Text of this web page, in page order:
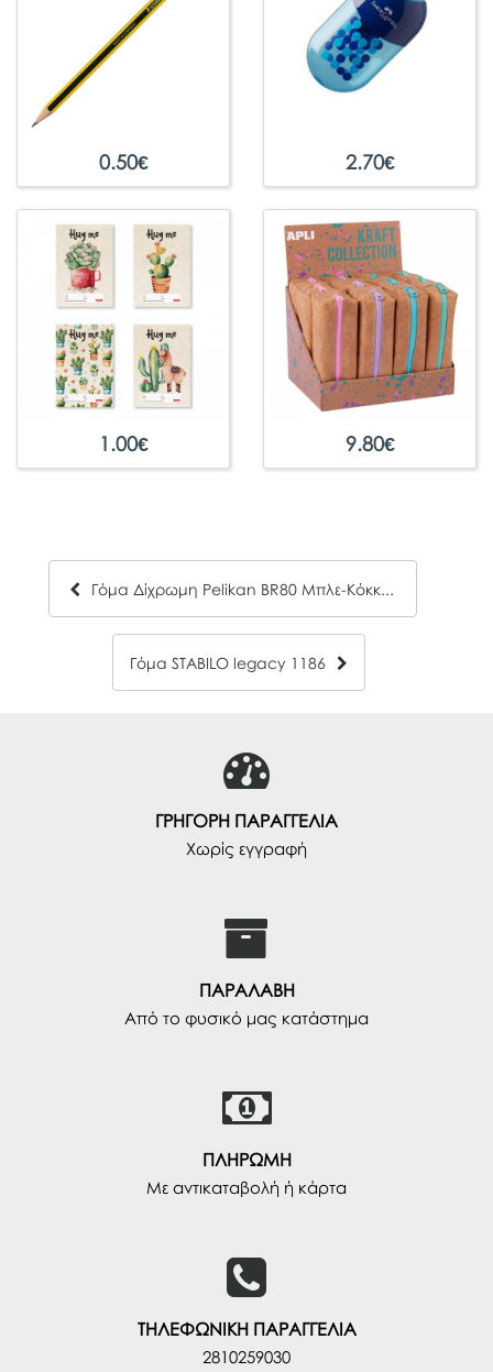
0.50€ 2.70€
1.00€ 9.80€
Γόμα Δίχρωμη Pelikan BR80 Μπλε-Κόκκινη
Γόμα STABILO legacy 1186
ΓΡΗΓΟΡΗ ΠΑΡΑΓΓΕΛΙΑ
Χωρίς εγγραφή
ΠΑΡΑΛΑΒΗ
Από το φυσικό μας κατάστημα
ΠΛΗΡΩΜΗ
Με αντικαταβολή ή κάρτα
ΤΗΛΕΦΩΝΙΚΗ ΠΑΡΑΓΓΕΛΙΑ
2810259030